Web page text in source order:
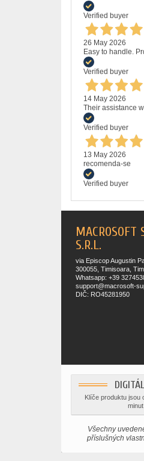
Verified buyer
26 May 2026
Easy to handle.
Verified buyer
14 May 2026
Their assistance
Verified buyer
13 May 2026
recomenda-se
Verified buyer
MACROSOFT
S.R.L.
via Episcop Augustin
300055, Timisoara,
Whatsapp: +39
support@macrosoft-
DIČ: RO45281950
Klíče produktu jsou
Všechny
příslušných